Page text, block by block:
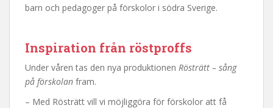
barn och pedagoger på förskolor i södra Sverige.
Inspiration från röstproffs
Under våren tas den nya produktionen Rösträtt – sång
på förskolan fram.
– Med Rösträtt vill vi möjliggöra för förskolor att få